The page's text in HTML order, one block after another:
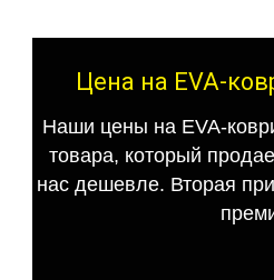
Цена на EVA-
Наши цены на EVA-
товара, который
нас дешевле. Вторая